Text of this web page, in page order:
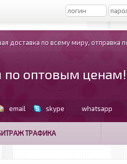
доставка по всему миру, отправка
по оптовым ценам!
email skype whatsapp
ТРАФИКА